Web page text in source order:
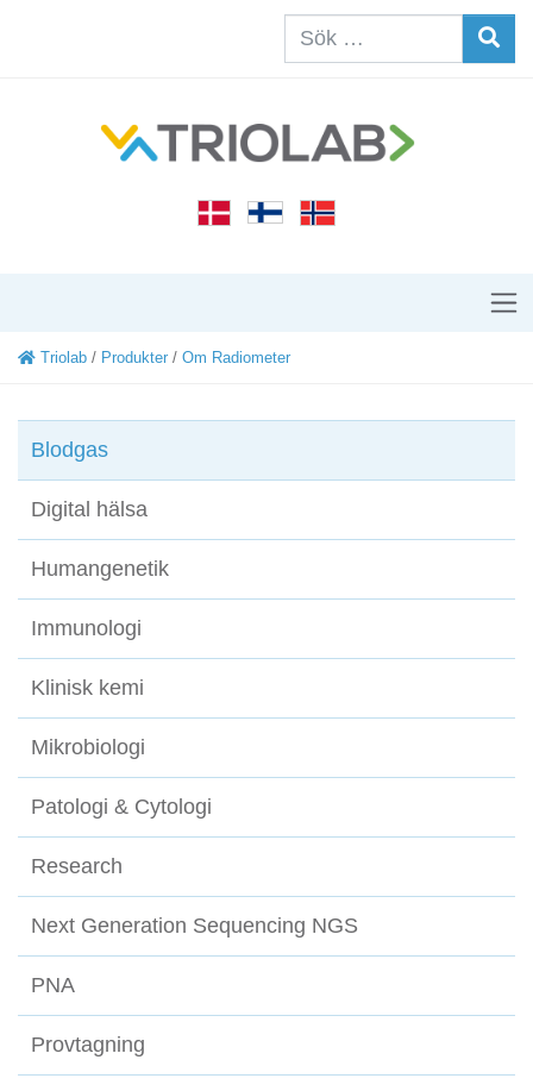
Triolab / Produkter / Om Radiometer
Blodgas
Digital hälsa
Humangenetik
Immunologi
Klinisk kemi
Mikrobiologi
Patologi & Cytologi
Research
Next Generation Sequencing NGS
PNA
Provtagning